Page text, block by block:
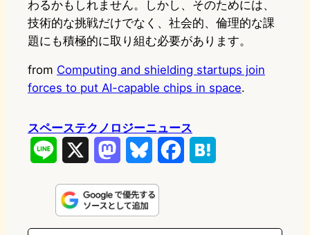
わるかもしれません。しかし、そのためには、
技術的な挑戦だけでなく、社会的、倫理的な課
題にも積極的に取り組む必要があります。
from Computing and shielding startups join
forces to put AI-capable chips in space.
スペーステクノロジーニュース
n
e
s
t
u
e
e
e